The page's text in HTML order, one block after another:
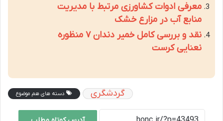
معرفی ادوات کشاورزی مرتبط با مدیریت
منابع آب در مزارع خشک
نقد و بررسی کامل خمیر دندان ۷ منظوره
نعنایی کرست
دسته های هم موضوع گردشگری